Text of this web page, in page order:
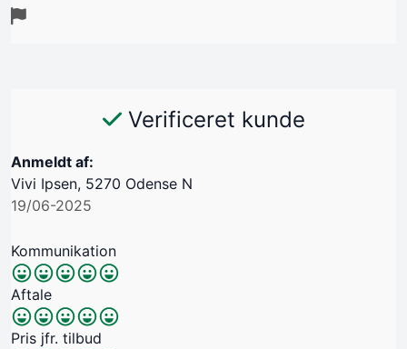
Verificeret kunde
Anmeldt af:
Vivi Ipsen, 5270 Odense N
19/06-2025
Kommunikation
Aftale
Pris jfr. tilbud